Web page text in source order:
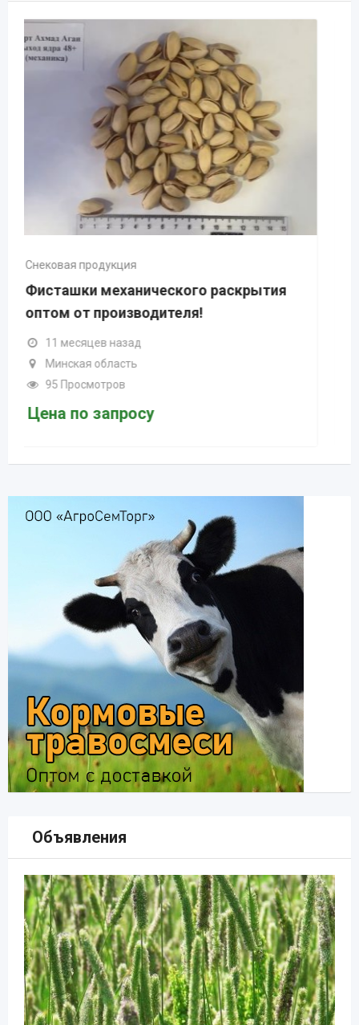
Снековая продукция
Фисташки натурального
оптом от производителя!
Цена по запросу
Объявления